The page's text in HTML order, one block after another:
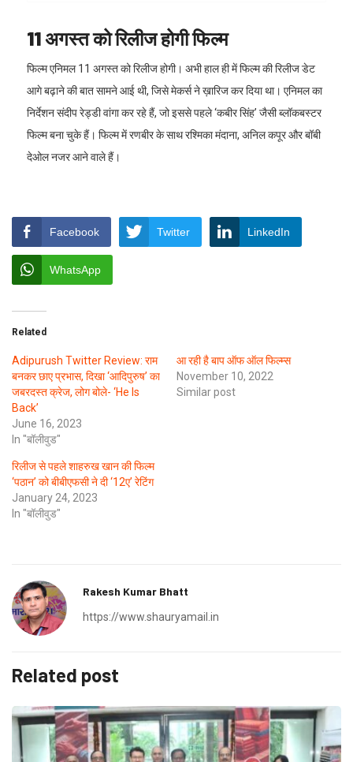
11 अगस्त को रिलीज होगी फिल्म
फिल्म एनिमल 11 अगस्त को रिलीज होगी। अभी हाल ही में फिल्म की रिलीज डेट
आगे बढ़ाने की बात सामने आई थी, जिसे मेकर्स ने ख़ारिज कर दिया था। एनिमल का
निर्देशन संदीप रेड्डी वांगा कर रहे हैं, जो इससे पहले ‘कबीर सिंह’ जैसी ब्लॉकबस्टर
फिल्म बना चुके हैं। फिल्म में रणबीर के साथ रश्मिका मंदाना, अनिल कपूर और बॉबी
देओल नजर आने वाले हैं।
Facebook Twitter LinkedIn
WhatsApp
Related
Adipurush Twitter Review: राम
बनकर छाए प्रभास, दिखा ‘आदिपुरुष’ का
जबरदस्त क्रेज, लोग बोले- ‘He Is
Back’
June 16, 2023
In "बॉलीवुड"
आ रही है बाप ऑफ ऑल फिल्म्स
November 10, 2022
Similar post
रिलीज से पहले शाहरुख खान की फिल्म
‘पठान’ को बीबीएफसी ने दी ‘12ए’ रेटिंग
January 24, 2023
In "बॉलीवुड"
Rakesh Kumar Bhatt
https://www.shauryamail.in
Related post